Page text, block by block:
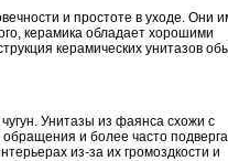
и простоте в уходе. Они
керамика обладает хорошими
керамических унитазов
Унитазы из фаянса схожи с
и более часто
из-за их громоздкости и